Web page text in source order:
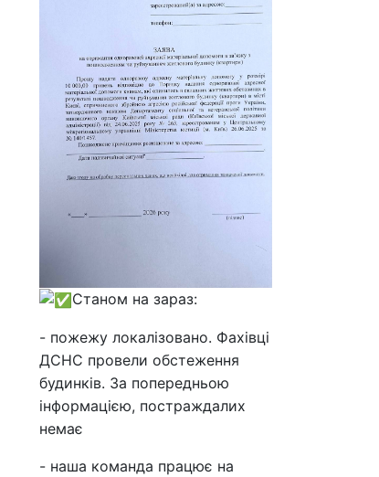
Станом на зараз:
- пожежу локалізовано. Фахівці
ДСНС провели обстеження
будинків. За попередньою
інформацією, постраждалих
немає
- наша команда працює на